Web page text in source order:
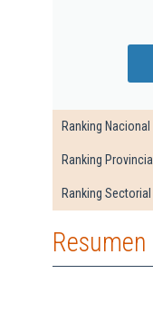
Ranking Nacional
Ranking Provincial
Ranking Sectorial